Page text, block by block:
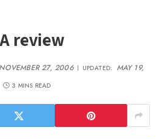
review
NOVEMBER 27, 2006 UPDATED: MAY 19,
3 MINS READ